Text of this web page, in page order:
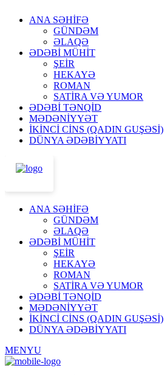
ANA SƏHİFƏ
GÜNDƏM
ƏLAQƏ
ƏDƏBİ MÜHİT
ŞEİR
HEKAYƏ
ROMAN
SATİRA VƏ YUMOR
ƏDƏBİ TƏNQİD
MƏDƏNİYYƏT
İKİNCİ CİNS (QADIN GUŞƏSİ)
DÜNYA ƏDƏBİYYATI
ANA SƏHİFƏ
GÜNDƏM
ƏLAQƏ
ƏDƏBİ MÜHİT
ŞEİR
HEKAYƏ
ROMAN
SATİRA VƏ YUMOR
ƏDƏBİ TƏNQİD
MƏDƏNİYYƏT
İKİNCİ CİNS (QADIN GUŞƏSİ)
DÜNYA ƏDƏBİYYATI
MENYU